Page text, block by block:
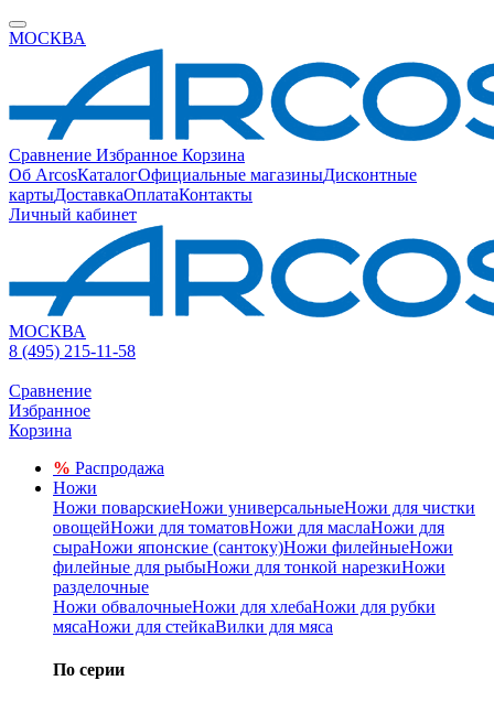
МОСКВА
Сравнение Избранное Корзина
Об ArcosКаталогОфициальные магазиныДисконтные
картыДоставкаОплатаКонтакты
Личный кабинет
МОСКВА
8 (495) 215-11-58
Сравнение
Избранное
Корзина
% Распродажа
Ножи
Ножи поварскиеНожи универсальныеНожи для чистки
овощейНожи для томатовНожи для маслаНожи для
сыраНожи японские (сантоку)Ножи филейныеНожи
филейные для рыбыНожи для тонкой нарезкиНожи
разделочные
Ножи обвалочныеНожи для хлебаНожи для рубки
мясаНожи для стейкаВилки для мяса
По серии